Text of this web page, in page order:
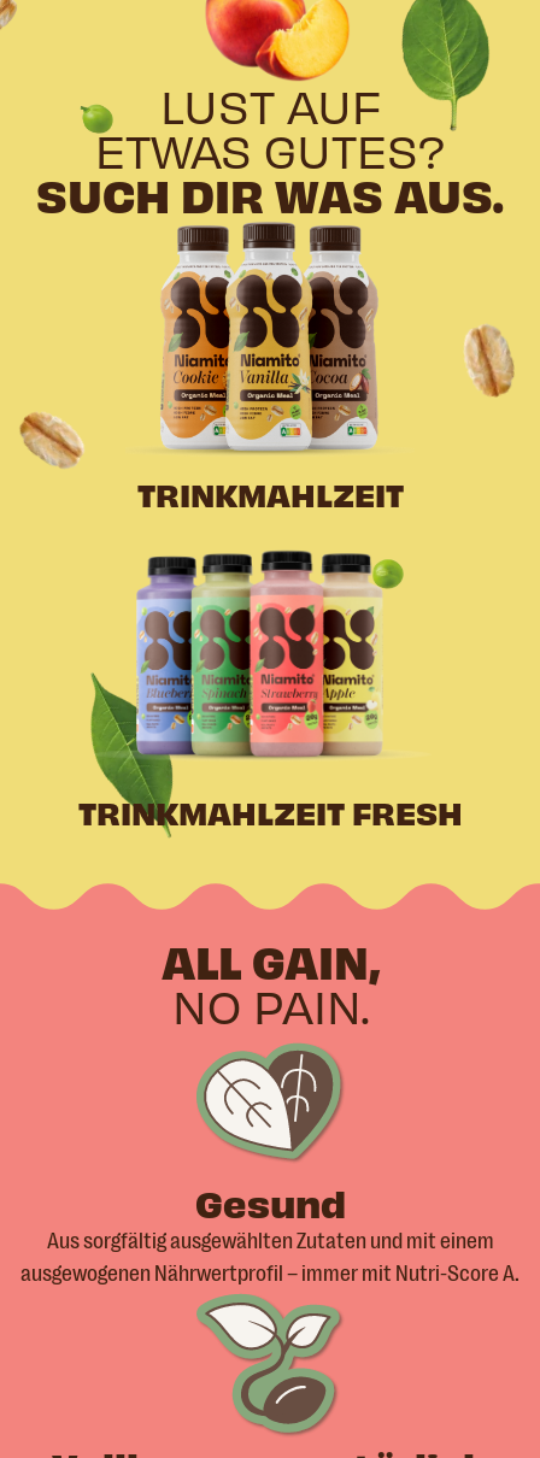
LUST AUF
ETWAS GUTES?
SUCH DIR WAS AUS.
TRINKMAHLZEIT
TRINKMAHLZEIT FRESH
ALL GAIN,
NO PAIN.
Gesund
Aus sorgfältig ausgewählten Zutaten und mit einem
ausgewogenen Nährwertprofil – immer mit Nutri-Score A.